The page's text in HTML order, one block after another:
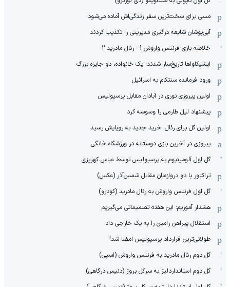
مسی برای سخت‌ترین سفر زندگی‌اش آماده می‌شود
آبی‌پوشان شایعه درگیری مدیریتی را تکذیب کردند
خلاصه بازی فرنتس واروش 1 - رئال مادرید 2
ایشیکاوا‌ها تاریخ‌ساز شدند: یک خانواده، دو جایزه بزرگ
ورود فرمانده سنتکام به اسرائیل
اولین پیروزی نوری در آبادان مقابل پرسپولیس
پیشنهاد لیل طارمی را وسوسه کرد
اولین گل برای رئال: خرید جدید به رویایش رسید
پیروزی در آخرین بازی دوستانه در ورزشگاه خانگی
گل اول آلومینیوم به پرسپولیس توسط عباس کهریزی
تراکتور با دو دروازه‌بان مقابل شمس‌آذر (عکس)
گل اول فرنتس واروش به رئال مادرید (کودرو)
هشدار آموریم: این هفته تصمیماتی می‌گیریم
استقلال پیراهن رامین را به یک خارجی داد
طولانی‌ترین قرارداد پرسپولیس امضا شد!
گل دوم رئال مادرید به فرنتس واروش (اسپی)
گل دوم استانداردلیژ به سرکل بروژ (دنیس درگاهی)